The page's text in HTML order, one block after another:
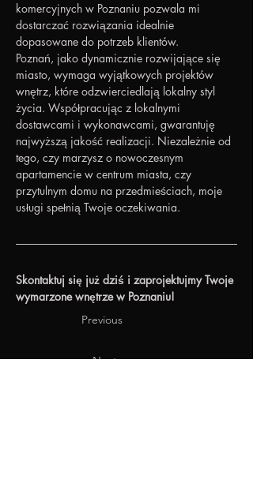
komercyjnych w Poznaniu pozwala mi
dostarczać rozwiązania idealnie
dopasowane do potrzeb klientów.
Poznań, jako dynamicznie rozwijające się
miasto, wymaga wyjątkowych projektów
wnętrz, które odzwierciedlają lokalny styl
życia. Współpracując z lokalnymi
dostawcami i wykonawcami, gwarantuję
najwyższą jakość realizacji. Niezależnie od
tego, czy marzysz o nowoczesnym
apartamencie w centrum miasta, czy
przytulnym domu na przedmieściach, moje
usługi spełnią Twoje oczekiwania.
Skontaktuj się już dziś i zaprojektujmy Twoje
wymarzone wnętrze w Poznaniu!
Previous
Next